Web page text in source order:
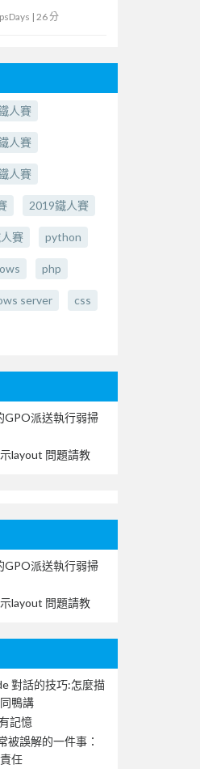
體決策」的協作實
| 26 分
人賽
人賽
人賽
2019鐵人賽
賽 python
php
server css
GPO派送執行弱掃
layout 問題請教
GPO派送執行弱掃
layout 問題請教
對話的技巧:怎麼描
鴨講
記憶
被誤解的一件事：
任